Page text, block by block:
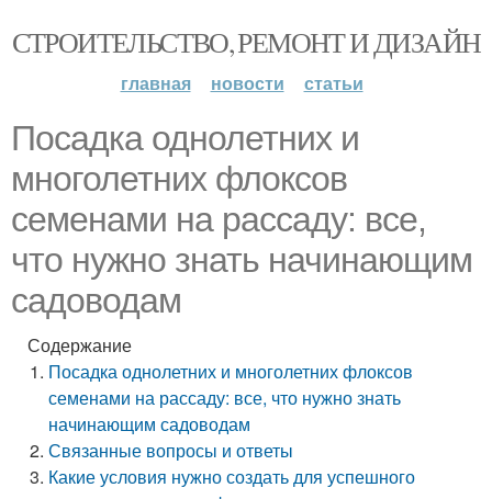
СТРОИТЕЛЬСТВО, РЕМОНТ И ДИЗАЙН
главная новости статьи
Посадка однолетних и
многолетних флоксов
семенами на рассаду: все,
что нужно знать начинающим
садоводам
Содержание
Посадка однолетних и многолетних флоксов
семенами на рассаду: все, что нужно знать
начинающим садоводам
Связанные вопросы и ответы
Какие условия нужно создать для успешного